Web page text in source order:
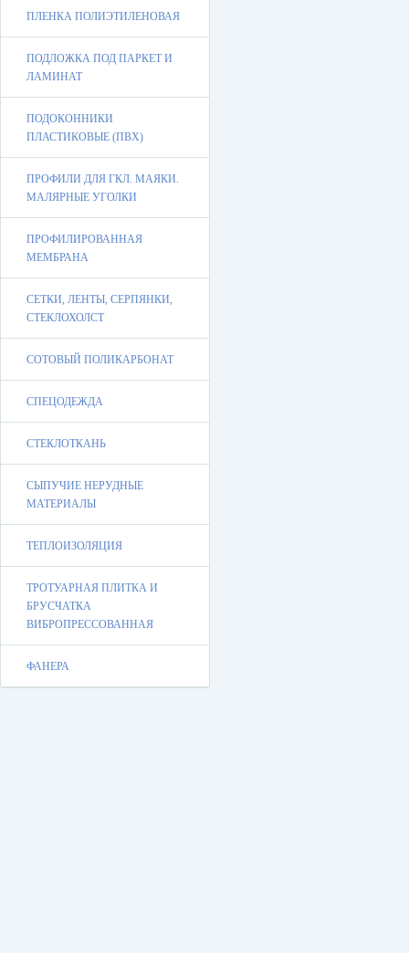
ПЛЕНКА ПОЛИЭТИЛЕНОВАЯ
ПОДЛОЖКА ПОД ПАРКЕТ И
ЛАМИНАТ
ПОДОКОННИКИ
ПЛАСТИКОВЫЕ (ПВХ)
ПРОФИЛИ ДЛЯ ГКЛ. МАЯКИ.
МАЛЯРНЫЕ УГОЛКИ
ПРОФИЛИРОВАННАЯ
МЕМБРАНА
СЕТКИ, ЛЕНТЫ, СЕРПЯНКИ,
СТЕКЛОХОЛСТ
СОТОВЫЙ ПОЛИКАРБОНАТ
СПЕЦОДЕЖДА
СТЕКЛОТКАНЬ
СЫПУЧИЕ НЕРУДНЫЕ
МАТЕРИАЛЫ
ТЕПЛОИЗОЛЯЦИЯ
ТРОТУАРНАЯ ПЛИТКА И
БРУСЧАТКА
ВИБРОПРЕССОВАННАЯ
ФАНЕРА